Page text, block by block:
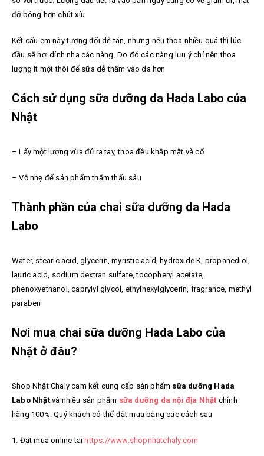
đỡ bóng hơn chút xíu
Kết cấu em này tương đối dễ tán, nhưng nếu thoa nhiều quá thì lúc
đầu sẽ hơi dính nha các nàng. Do đó các nàng lưu ý chỉ nên thoa
lượng ít một thôi để sữa dễ thấm vào da hơn
Cách sử dụng sữa dưỡng da Hada Labo của
Nhật
– Lấy một lượng vừa đủ ra tay, thoa đều khắp mặt và cổ
– Vỗ nhẹ để sản phẩm thẩm thấu sâu
Thành phần của chai sữa dưỡng da Hada
Labo
Water, stearic acid, glycerin, myristic acid, hydroxide K, propanediol,
lauric acid, sodium dextran sulfate, tocopheryl acetate,
phenoxyethanol, caprylyl glycol, ethylhexylglycerin, fragrance, methyl
paraben
Nơi mua chai sữa dưỡng Hada Labo của
Nhật ở đâu?
Shop Nhật Chaly cam kết cung cấp sản phẩm sữa dưỡng Hada
Labo Nhật và nhiều sản phẩm sữa dưỡng da nội địa Nhật chính
hãng 100%. Quý khách có thể đặt mua bằng các cách sau
1. Đặt mua online tại https://www.shopnhatchaly.com